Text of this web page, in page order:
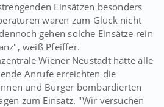
Einsätzen besonders
waren zum Glück nicht
gehen solche Einsätze rein
weiß Pfeiffer.
Wiener Neustadt hatte alle
Anrufe erreichten die
und Bürger bombardierten
zum Einsatz. "Wir versuchen